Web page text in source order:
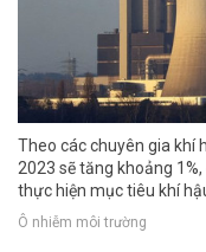
Theo các chuyên gia khí
2023 sẽ tăng khoảng
thực hiện mục tiêu khí
Ô nhiễm môi trường